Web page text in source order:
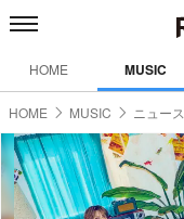
HOME MUSIC
HOME MUSIC ニュース